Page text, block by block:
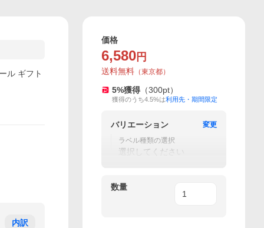
ル ギフト
内訳
価格
6,580 円
送料無料 （東京都）
5%獲得 （300pt）
獲得のうち4.5%は利用先・期間限定
バリエーション
変更
ラベル種類の選択
選択してください
数量